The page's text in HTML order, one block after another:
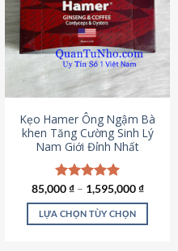
thể.
Các
tùy
chọn
có
thể
được
chọn
trên
trang
sản
phẩm
Kẹo Hamer Ông Ngậm Bà
khen Tăng Cường Sinh Lý
Nam Giới Đỉnh Nhất
Được xếp
hạng5.00
5 sao
85,000₫– 1,595,000₫
LỰA CHỌN TÙY CHỌN